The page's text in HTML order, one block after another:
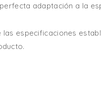
adaptación a la
especificaciones